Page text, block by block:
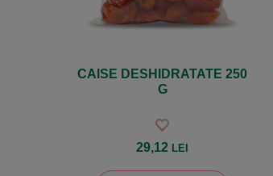
CAISE DESHIDRATATE 250
G
29,12 LEI